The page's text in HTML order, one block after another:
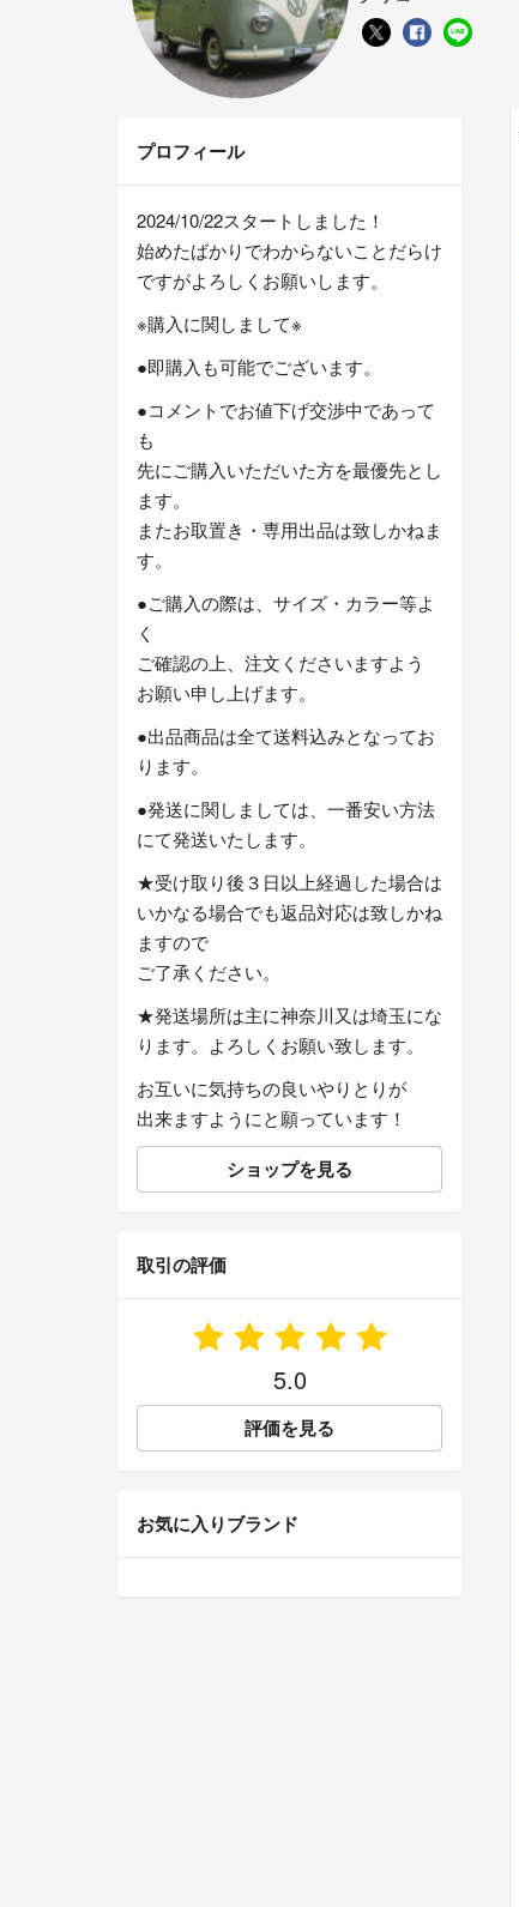
プロフィール
2024/10/22スタートしました！
始めたばかりでわからないことだらけ
ですがよろしくお願いします。
※購入に関しまして※
●即購入も可能でございます。
●コメントでお値下げ交渉中であって
も
先にご購入いただいた方を最優先とし
ます。
またお取置き・専用出品は致しかねま
す。
●ご購入の際は、サイズ・カラー等よ
く
ご確認の上、注文くださいますよう
お願い申し上げます。
●出品商品は全て送料込みとなってお
ります。
●発送に関しましては、一番安い方法
にて発送いたします。
★受け取り後３日以上経過した場合は
いかなる場合でも返品対応は致しかね
ますので
ご了承ください。
★発送場所は主に神奈川又は埼玉にな
ります。よろしくお願い致します。
お互いに気持ちの良いやりとりが
出来ますようにと願っています！
ショップを見る
取引の評価
5.0
評価を見る
お気に入りブランド